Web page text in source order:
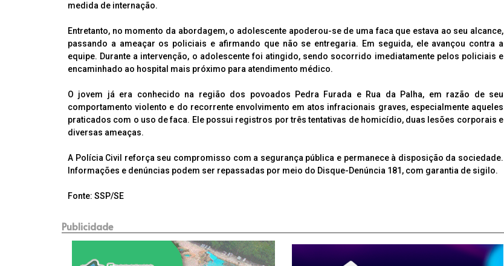
medida de internação.
Entretanto, no momento da abordagem, o adolescente apoderou-se de uma faca que estava ao seu alcance,
passando a ameaçar os policiais e afirmando que não se entregaria. Em seguida, ele avançou contra a
equipe. Durante a intervenção, o adolescente foi atingido, sendo socorrido imediatamente pelos policiais e
encaminhado ao hospital mais próximo para atendimento médico.
O jovem já era conhecido na região dos povoados Pedra Furada e Rua da Palha, em razão de seu
comportamento violento e do recorrente envolvimento em atos infracionais graves, especialmente aqueles
praticados com o uso de faca. Ele possui registros por três tentativas de homicídio, duas lesões corporais e
diversas ameaças.
A Polícia Civil reforça seu compromisso com a segurança pública e permanece à disposição da sociedade.
Informações e denúncias podem ser repassadas por meio do Disque-Denúncia 181, com garantia de sigilo.
Fonte: SSP/SE
Publicidade